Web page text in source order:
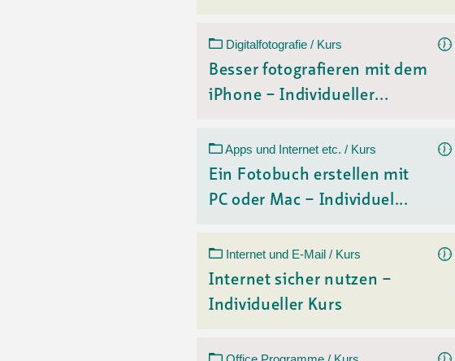
Digitalfotografie / Kurs
Besser fotografieren mit dem
iPhone – Individueller...
Apps und Internet etc. / Kurs
Ein Fotobuch erstellen mit
PC oder Mac – Individuel...
Internet und E-Mail / Kurs
Internet sicher nutzen –
Individueller Kurs